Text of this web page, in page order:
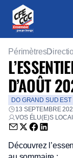
Périmètres
D’AOÛT
DO GRAND SUD EST
13 SEPTEMBRE
VOS ÉLU(E)S
Envoyer par
Partager sur
Partager
Découvrez